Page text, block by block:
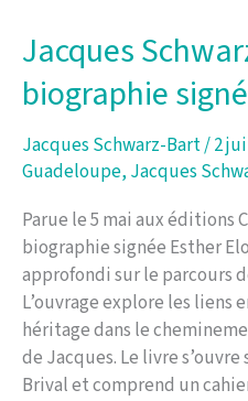
de
Jacques
Schwarz-
Jacques
biographie
Jacques Schwarz-Bart/2
Guadeloupe, Jacques
Parue le 5 mai aux éditions
biographie signée Esther
approfondi sur le parcours
L’ouvrage explore les
héritage dans le
de Jacques. Le livre
Brival et comprend un